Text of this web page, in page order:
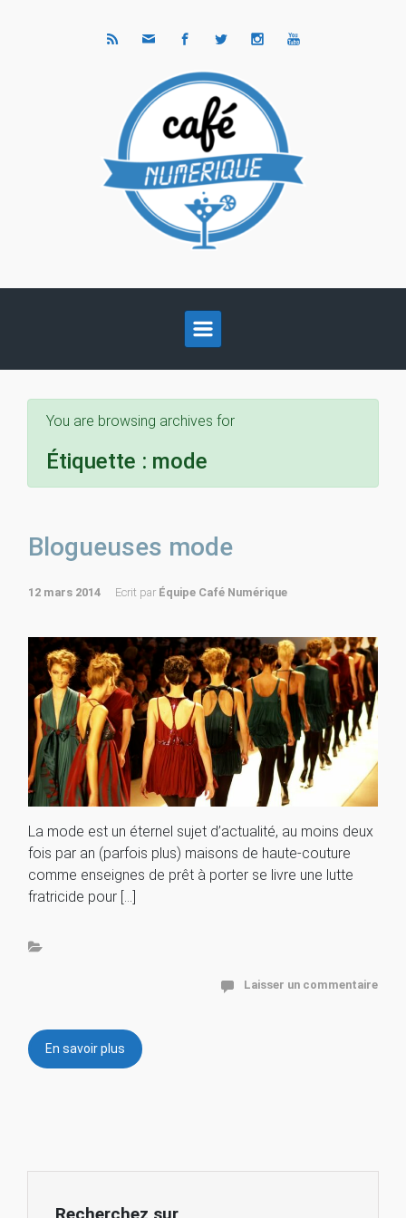
You are browsing archives for
Étiquette : mode
Blogueuses mode
12 mars 2014 Ecrit par Équipe Café Numérique
La mode est un éternel sujet d’actualité, au moins deux
fois par an (parfois plus) maisons de haute-couture
comme enseignes de prêt à porter se livre une lutte
fratricide pour […]
Laisser un commentaire
En savoir plus